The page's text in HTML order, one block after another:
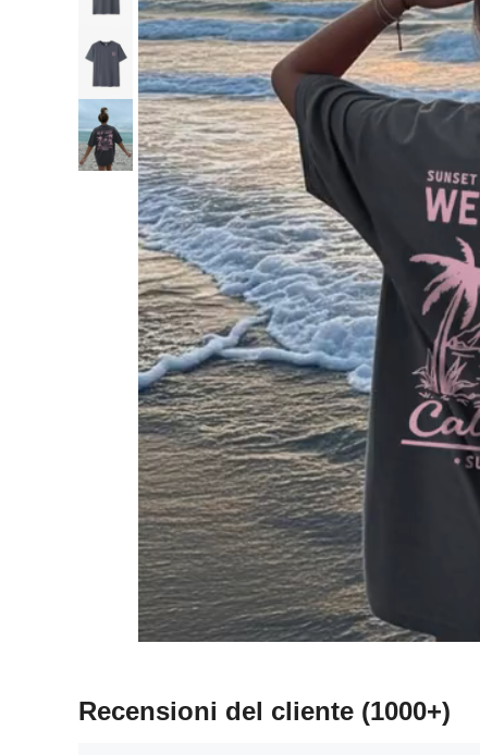
Recensioni del cliente (1000+)